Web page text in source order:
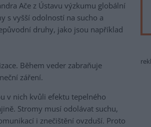
Ače z Ústavu výzkumu globální
s vyšší odolností na sucho a
druhy, jako jsou například
Během veder zabraňuje
záření.
v nich kvůli efektu tepelného
Stromy musí odolávat suchu,
i znečištění ovzduší. Proto